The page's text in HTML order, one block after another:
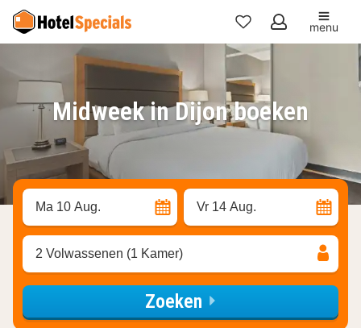
Mijn
favorieten
menu
Midweek in Dijon boeken
Ma 10 Aug. Vr 14 Aug.
2 Volwassenen (1 Kamer)
Zoeken